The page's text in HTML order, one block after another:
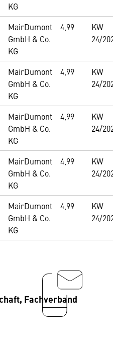
KG
MairDumont
GmbH & Co.
KG
4,99
KW
24/
MairDumont
GmbH & Co.
KG
4,99
KW
24/
MairDumont
GmbH & Co.
KG
4,99
KW
24/
MairDumont
GmbH & Co.
KG
4,99
KW
24/
MairDumont
GmbH & Co.
KG
4,99
KW
24/
Fachverband